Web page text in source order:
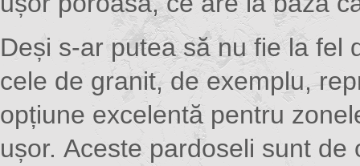
Deși s-ar putea să nu fie la fel
cele de granit, de exemplu,
opțiune excelentă pentru
ușor. Aceste pardoseli sunt de